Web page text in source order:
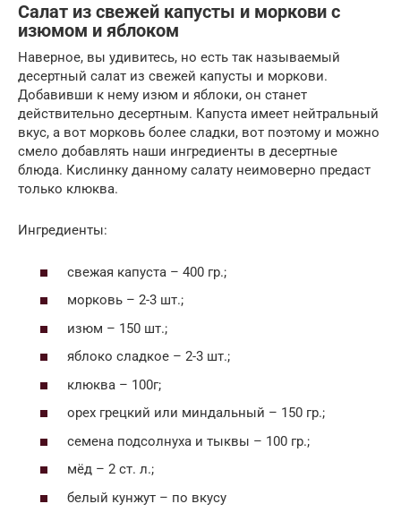
Салат из свежей капусты и моркови с
изюмом и яблоком
Наверное, вы удивитесь, но есть так называемый
десертный салат из свежей капусты и моркови.
Добавивши к нему изюм и яблоки, он станет
действительно десертным. Капуста имеет нейтральный
вкус, а вот морковь более сладки, вот поэтому и можно
смело добавлять наши ингредиенты в десертные
блюда. Кислинку данному салату неимоверно предаст
только клюква.
Ингредиенты:
свежая капуста – 400 гр.;
морковь – 2-3 шт.;
изюм – 150 шт.;
яблоко сладкое – 2-3 шт.;
клюква – 100г;
орех грецкий или миндальный – 150 гр.;
семена подсолнуха и тыквы – 100 гр.;
мёд – 2 ст. л.;
белый кунжут – по вкусу